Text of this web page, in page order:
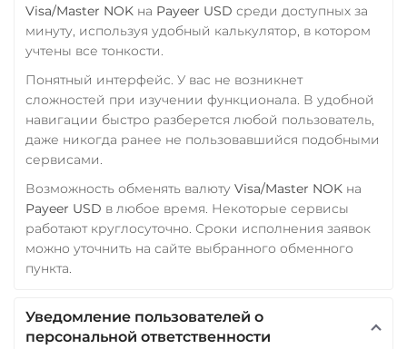
Visa/Master NOK на Payeer USD среди доступных за
минуту, используя удобный калькулятор, в котором
учтены все тонкости.
Понятный интерфейс. У вас не возникнет
сложностей при изучении функционала. В удобной
навигации быстро разберется любой пользователь,
даже никогда ранее не пользовавшийся подобными
сервисами.
Возможность обменять валюту Visa/Master NOK на
Payeer USD в любое время. Некоторые сервисы
работают круглосуточно. Сроки исполнения заявок
можно уточнить на сайте выбранного обменного
пункта.
Уведомление пользователей о
персональной ответственности